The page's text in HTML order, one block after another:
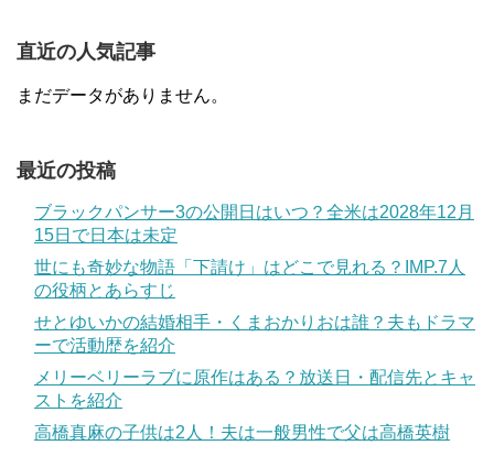
直近の人気記事
まだデータがありません。
最近の投稿
ブラックパンサー3の公開日はいつ？全米は2028年12月
15日で日本は未定
世にも奇妙な物語「下請け」はどこで見れる？IMP.7人
の役柄とあらすじ
せとゆいかの結婚相手・くまおかりおは誰？夫もドラマ
ーで活動歴を紹介
メリーベリーラブに原作はある？放送日・配信先とキャ
ストを紹介
高橋真麻の子供は2人！夫は一般男性で父は高橋英樹